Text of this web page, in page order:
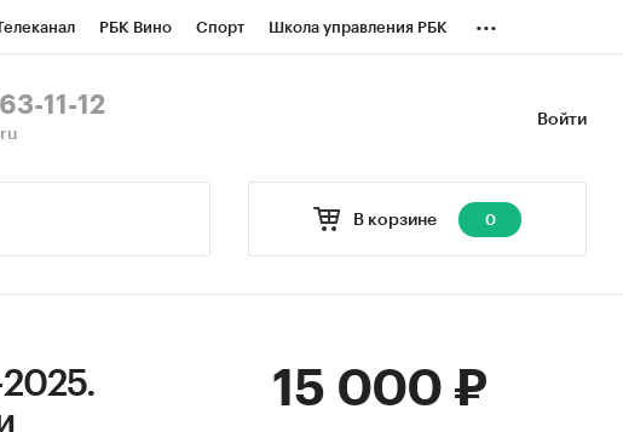
РБК Вино Спорт Школа управления РБК ...
Войти
11-12
В корзине 0
15 000 ₽